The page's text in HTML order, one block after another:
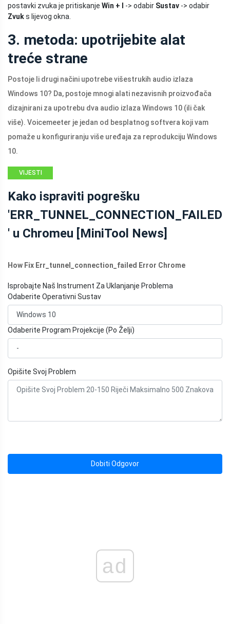
postavki zvuka je pritiskanje Win + I -> odabir Sustav -> odabir
Zvuks lijevog okna.
3. metoda: upotrijebite alat
treće strane
Postoje li drugi načini upotrebe višestrukih audio izlaza
Windows 10? Da, postoje mnogi alati nezavisnih proizvođača
dizajnirani za upotrebu dva audio izlaza Windows 10 (ili čak
više). Voicemeeter je jedan od besplatnog softvera koji vam
pomaže u konfiguriranju više uređaja za reprodukciju Windows
10.
VIJESTI
Kako ispraviti pogrešku
'ERR_TUNNEL_CONNECTION_FAILED
' u Chromeu [MiniTool News]
How Fix Err_tunnel_connection_failed Error Chrome
Isprobajte Naš Instrument Za Uklanjanje Problema
Odaberite Operativni Sustav
Odaberite Program Projekcije (Po Želji)
Opišite Svoj Problem
Dobiti Odgovor
ad